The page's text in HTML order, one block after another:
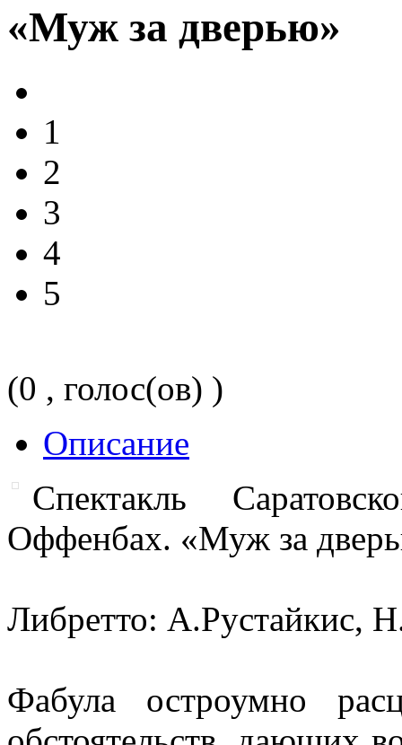
«Муж за дверью»
1
2
3
4
5
(0 , голос(ов) )
Описание
Спектакль
Оффенбах. «Муж за
Либретто: А.Рустайкис,
Фабула остроумно